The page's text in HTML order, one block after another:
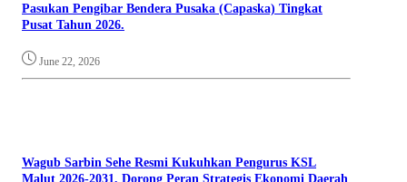
Pasukan Pengibar Bendera Pusaka (Capaska) Tingkat
Pusat Tahun 2026.
June 22, 2026
Wagub Sarbin Sehe Resmi Kukuhkan Pengurus KSL
Malut 2026-2031, Dorong Peran Strategis Ekonomi Daerah